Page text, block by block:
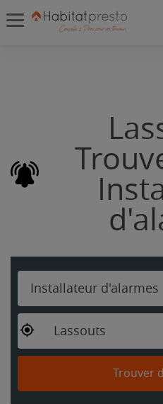
Installateur d'alarmes
Lassouts
Trouver